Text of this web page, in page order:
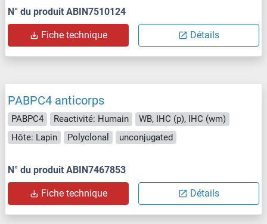
N° du produit ABIN7510124
Fiche technique Détails
PABPC4 anticorps
PABPC4 Reactivité: Humain
WB, IHC (p), IHC (wm)
Hôte: Lapin
Polyclonal unconjugated
N° du produit ABIN7467853
Fiche technique Détails